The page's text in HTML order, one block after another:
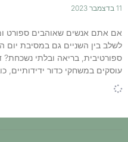
11 בדצמבר 2023
אם אתם אנשים שאוהבים ספורט
לשלב בין השניים גם במסיבת יום
ספורטיבית, בריאה ובלתי
עוסקים במשחקי כדור ידידותיים,